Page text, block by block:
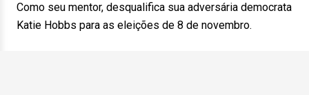
Como seu mentor, desqualifica sua adversária democrata
Katie Hobbs para as eleições de 8 de novembro.